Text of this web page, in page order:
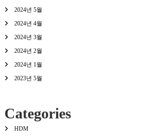
2024년 5월
2024년 4월
2024년 3월
2024년 2월
2024년 1월
2023년 5월
Categories
HDM